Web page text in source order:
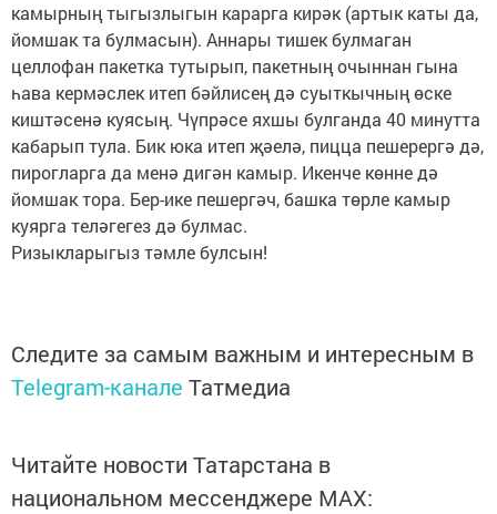
камырның тыгызлыгын карарга кирәк (артык каты да,
йомшак та булмасын). Аннары тишек булмаган
целлофан пакетка тутырып, пакетның очыннан гына
һава кермәслек итеп бәйлисең дә суыткычның өске
киштәсенә куясың. Чүпрәсе яхшы булганда 40 минутта
кабарып тула. Бик юка итеп җәелә, пицца пешерергә дә,
пирогларга да менә дигән камыр. Икенче көнне дә
йомшак тора. Бер-ике пешергәч, башка төрле камыр
куярга теләгегез дә булмас.
Ризыкларыгыз тәмле булсын!
Следите за самым важным и интересным в
Telegram-канале Татмедиа
Читайте новости Татарстана в
национальном мессенджере MАХ: